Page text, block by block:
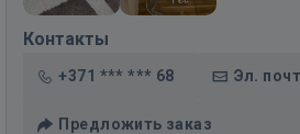
Контакты
+371 *** *** 68 Эл.
Предложить заказ